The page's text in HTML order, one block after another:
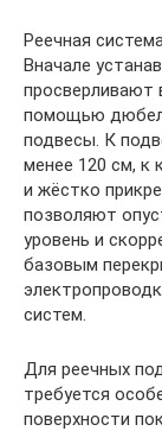
Реечная
Вначале
просверливают
помощью
подвесы. К
менее 120 см, к
и жёстко
позволяют
уровень и
базовым
систем.
Для реечных
требуется
поверхности